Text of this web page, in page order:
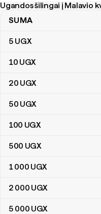
Ugandos šilingai į Malavio
Ugandos šilingai į Malavio
SUMA
5 UGX
10 UGX
20 UGX
50 UGX
100 UGX
500 UGX
1 000 UGX
2 000 UGX
5 000 UGX